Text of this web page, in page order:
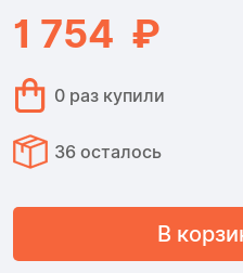
1 754 ₽
0 раз купили
36 осталось
В